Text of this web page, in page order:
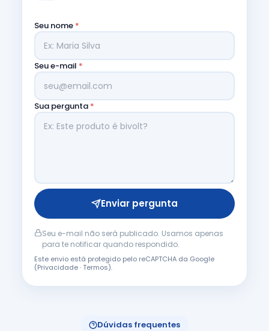
Seu nome *
Seu e-mail *
Sua pergunta *
Enviar pergunta
Seu e-mail não será publicado. Usamos apenas
para te notificar quando respondido.
Este envio está protegido pelo reCAPTCHA da Google
(Privacidade·Termos).
Dúvidas frequentes